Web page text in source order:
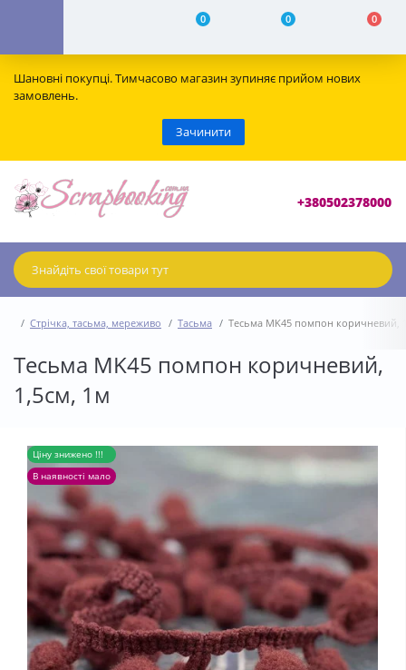
0 0 0
Шановні покупці. Тимчасово магазин зупиняє прийом нових
замовлень.
Зачинити
+380502378000
Стрічка, тасьма, мереживо Тасьма Тесьма MK45 помпон коричневий,
Тесьма MK45 помпон коричневий,
1,5см, 1м
Ціну знижено !!!
В наявності мало